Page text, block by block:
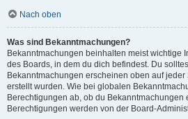
Nach oben
Was sind Bekanntmachungen?
Bekanntmachungen beinhalten meist wichtige
des Boards, in dem du dich befindest. Du
Bekanntmachungen erscheinen oben auf jeder
erstellt wurden. Wie bei globalen
Berechtigungen ab, ob du Bekanntmachungen
Berechtigungen werden von der Board-